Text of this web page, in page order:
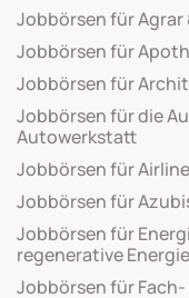
Jobbörsen für
Jobbörsen für
Jobbörsen für
Jobbörsen für die
Autowerkstatt
Jobbörsen für
Jobbörsen für
Jobbörsen für
regenerative Energie
Jobbörsen für